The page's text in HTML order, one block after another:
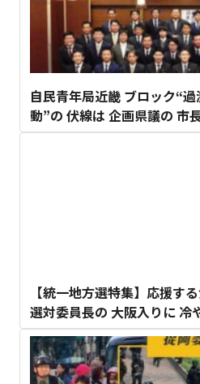
自民青年局近畿 ブロック“
動”の 伏線は 企画県議の 市
【統一地方選特集】応援す
選対委員長の 大阪入りに 冷